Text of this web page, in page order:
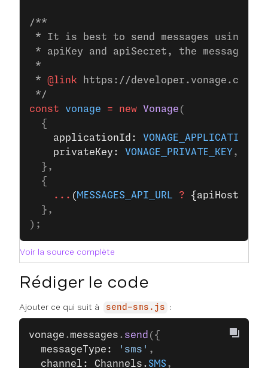
/**
* It is best to send messages using
* apiKey and apiSecret, the messages
*
* @link https://developer.vonage.com/
*/
const vonage = new Vonage (
  {
    applicationId:
VONAGE_APPLICATION_ID
    privateKey:
VONAGE_PRIVATE_KEY ,
  },
  {
    ...
( MESSAGES_API_URL ? {apiHost:
  },
);
Voir la source complète
Rédiger le code
Ajouter ce qui suit à send-sms.js :
vonage .messages . send ({
  messageType:
'sms' ,
  channel: Channels.
SMS ,